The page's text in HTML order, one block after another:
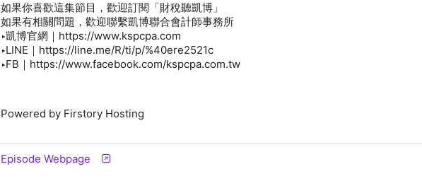
如果你喜歡這集節目，歡迎訂閱「財稅聽凱博」
如果有相關問題，歡迎聯繫凱博聯合會計師事務所
▸凱博官網｜https://www.kspcpa.com
▸LINE｜https://line.me/R/ti/p/%40ere2521c
▸FB｜https://www.facebook.com/kspcpa.com.tw
Powered by Firstory Hosting
Episode Webpage